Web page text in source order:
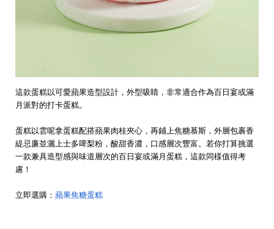
這款蛋糕以可愛蘋果造型設計，外型吸睛，非常適合作為百日宴或滿
月派對的打卡蛋糕。
蛋糕以雲呢拿蛋糕配搭蘋果肉桂夾心，再鋪上焦糖慕斯，外層包裹香
緹忌廉並灑上士多啤梨粉，酸甜香濃，口感層次豐富。若你打算挑選
一款兼具造型感與味道層次的百日宴或滿月蛋糕，這款同樣值得考
慮！
立即選購： 蘋果焦糖蛋糕